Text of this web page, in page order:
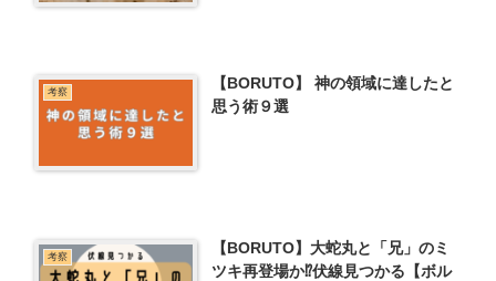
考察
【BORUTO】 神の領域に達したと
思う術９選
考察
【BORUTO】大蛇丸と「兄」のミ
ツキ再登場か⁉伏線見つかる【ボル